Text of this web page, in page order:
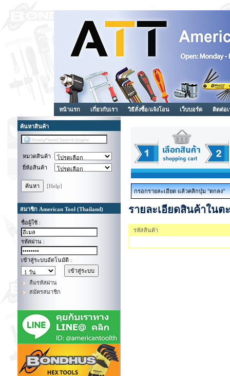
หน้าแรก เกี่ยวกับเรา วิธีสั่งซื้อ/แจ้งโอน เว็บบอร์ด ติดต่อเ
ค้นหาสินค้า
หมวดสินค้า
ยี่ห้อสินค้า
[Help]
สมาชิก American Tool (Thailand)
ชื่อผู้ใช้ :
รหัสผ่าน :
เข้าสู่ระบบอัตโนมัติ :
ลืมรหัสผ่าน
สมัครสมาชิก
กรอกรายละเอียด แล้วคลิกปุ่ม "ตกลง"
รายละเอียดสินค้าในต
รหัสสินค้า